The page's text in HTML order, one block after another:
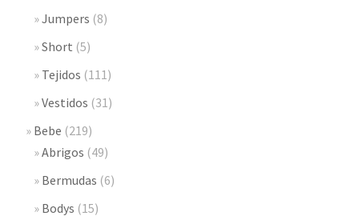
Jumpers (8)
Short (5)
Tejidos (111)
Vestidos (31)
Bebe (219)
Abrigos (49)
Bermudas (6)
Bodys (15)